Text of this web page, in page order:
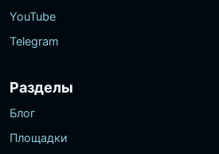
YouTube
Telegram
Разделы
Блог
Площадки